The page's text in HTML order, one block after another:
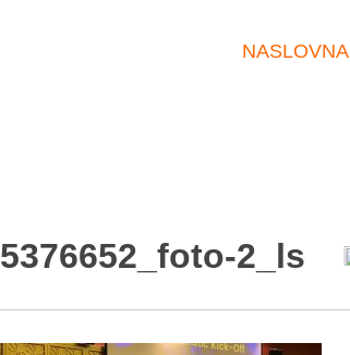
NASLOVNA
5376652_foto-2_ls